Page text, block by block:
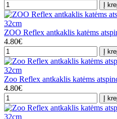
Į
ZOO Reflex antkaklis katėms
4.80€
Į
Zoo Reflex antkaklis katėms
4.80€
Į